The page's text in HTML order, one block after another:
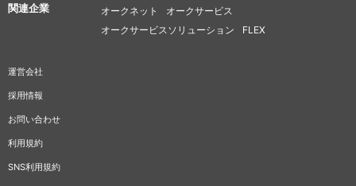
関連企業 オークネット
オークサービス
オークサービスソリューション
FLEX
運営会社
採用情報
お問い合わせ
利用規約
SNS利用規約